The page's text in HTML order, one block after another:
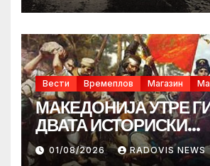
Вести Времеплов Магазин
МАКЕДОНИЈА УТРЕ
ДВАТА ИСТОРИСКИ
ИЛИНДЕНА!
01/08/2026 RADOVIS NEWS